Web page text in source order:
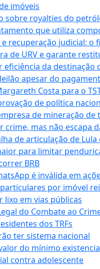
imóveis
sobre royalties do
que utiliza
recuperação judicial: o
de URV e garante
da
apesar do
Costa para o
de política
de mineração de
crime, mas não escapa
de articulação de Lula
para limitar
BRB
é inválida em
por imóvel
em vias públicas
do Combate ao
dos TRFs
ter sistema nacional
do mínimo
contra adolescente